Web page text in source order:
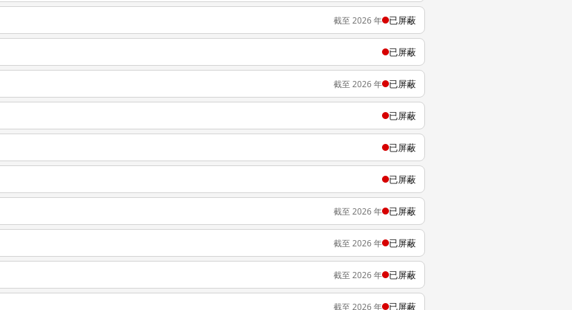
截至 2026 年 已屏蔽
已屏蔽
截至 2026 年 已屏蔽
已屏蔽
已屏蔽
已屏蔽
截至 2026 年 已屏蔽
截至 2026 年 已屏蔽
截至 2026 年 已屏蔽
截至 2026 年 已屏蔽